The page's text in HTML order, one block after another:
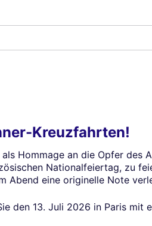
Kreuzfahrten!
Hommage an die Opfer des
Nationalfeiertag, zu
Abend eine originelle Note
den 13. Juli 2026 in Paris mit